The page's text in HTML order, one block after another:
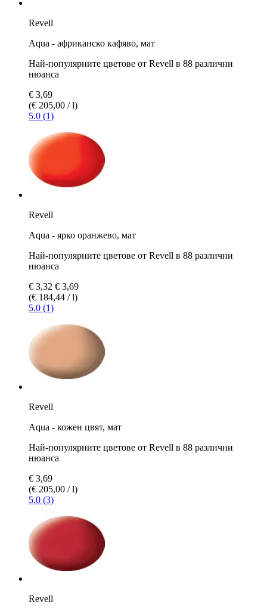
Revell
Aqua - африканско кафяво, мат
Най-популярните цветове от Revell в 88 различни
нюанса
€ 3,69
(€ 205,00 / l)
5.0 (1)
Revell
Aqua - ярко оранжево, мат
Най-популярните цветове от Revell в 88 различни
нюанса
€ 3,32 € 3,69
(€ 184,44 / l)
5.0 (1)
Revell
Aqua - кожен цвят, мат
Най-популярните цветове от Revell в 88 различни
нюанса
€ 3,69
(€ 205,00 / l)
5.0 (3)
Revell